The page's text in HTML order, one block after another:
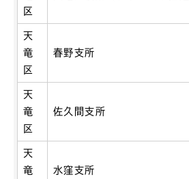
区
天
竜
区
春野支所
天
竜
区
佐久間支所
天
竜
水窪支所